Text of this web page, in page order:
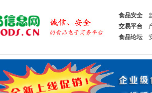
食品安全
交易平台
食品论坛